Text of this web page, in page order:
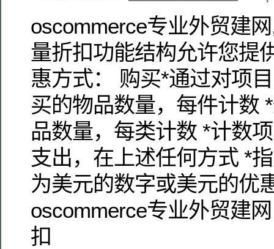
oscommerce专业外贸建
量折扣功能结构允许您提
惠方式： 购买*通过对项
买的物品数量，每件计数
品数量，每类计数 *计数
支出，在上述任何方式 *
为美元的数字或美元的优
oscommerce专业外贸建
扣